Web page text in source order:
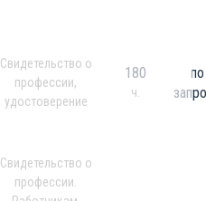
Свидетельство о
профессии,
удостоверение
180
ч.
по
Свидетельство о
профессии.